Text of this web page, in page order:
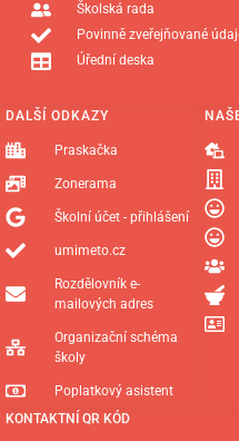
KONTAKTNÍ QR KÓD
DALŠÍ ODKAZY
Praskačka
Zonerama
Školní účet - přihlášení
umimeto.cz
Rozdělovník e-
mailových adres
Organizační schéma
školy
Poplatkový asistent
Školská rada
Povinně zveřejňované
Úřední deska